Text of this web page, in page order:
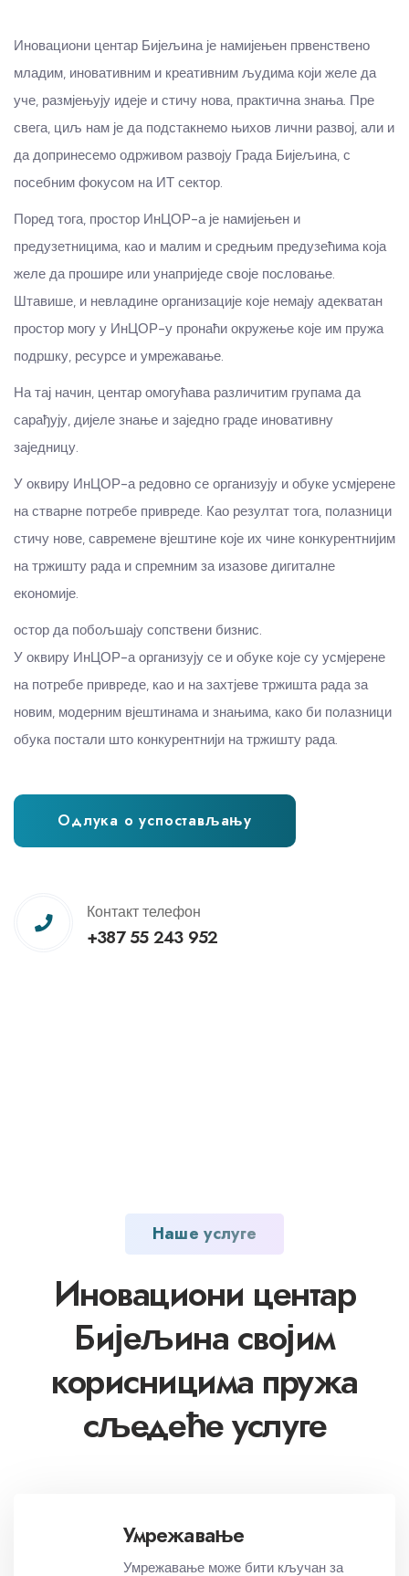
Иновациони центар Бијељина је намијењен првенствено
младим, иновативним и креативним људима који желе да
уче, размјењују идеје и стичу нова, практична знања. Пре
свега, циљ нам је да подстакнемо њихов лични развој, али и
да допринесемо одрживом развоју Града Бијељина, с
посебним фокусом на ИТ сектор.
Поред тога, простор ИнЦОР-а је намијењен и
предузетницима, као и малим и средњим предузећима која
желе да прошире или унаприједе своје пословање.
Штавише, и невладине организације које немају адекватан
простор могу у ИнЦОР-у пронаћи окружење које им пружа
подршку, ресурсе и умрежавање.
На тај начин, центар омогућава различитим групама да
сарађују, дијеле знање и заједно граде иновативну
заједницу.
У оквиру ИнЦОР-а редовно се организују и обуке усмјерене
на стварне потребе привреде. Као резултат тога, полазници
стичу нове, савремене вјештине које их чине конкурентнијим
на тржишту рада и спремним за изазове дигиталне
економије.
остор да побољшају сопствени бизнис.
У оквиру ИнЦОР-а организују се и обуке које су усмјерене
на потребе привреде, као и на захтјеве тржишта рада за
новим, модерним вјештинама и знањима, како би полазници
обука постали што конкурентнији на тржишту рада.
Одлука о успостављању
Контакт телефон
+387 55 243 952
Наше услуге
Иновациони центар
Бијељина својим
корисницима пружа
сљедеће услуге
Умрежавање
Умрежавање може бити кључан за